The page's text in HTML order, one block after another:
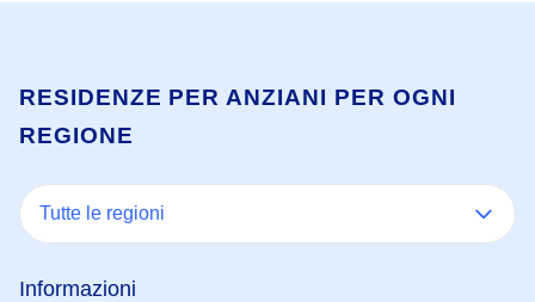
RESIDENZE PER ANZIANI PER OGNI
REGIONE
Tutte le regioni
Informazioni